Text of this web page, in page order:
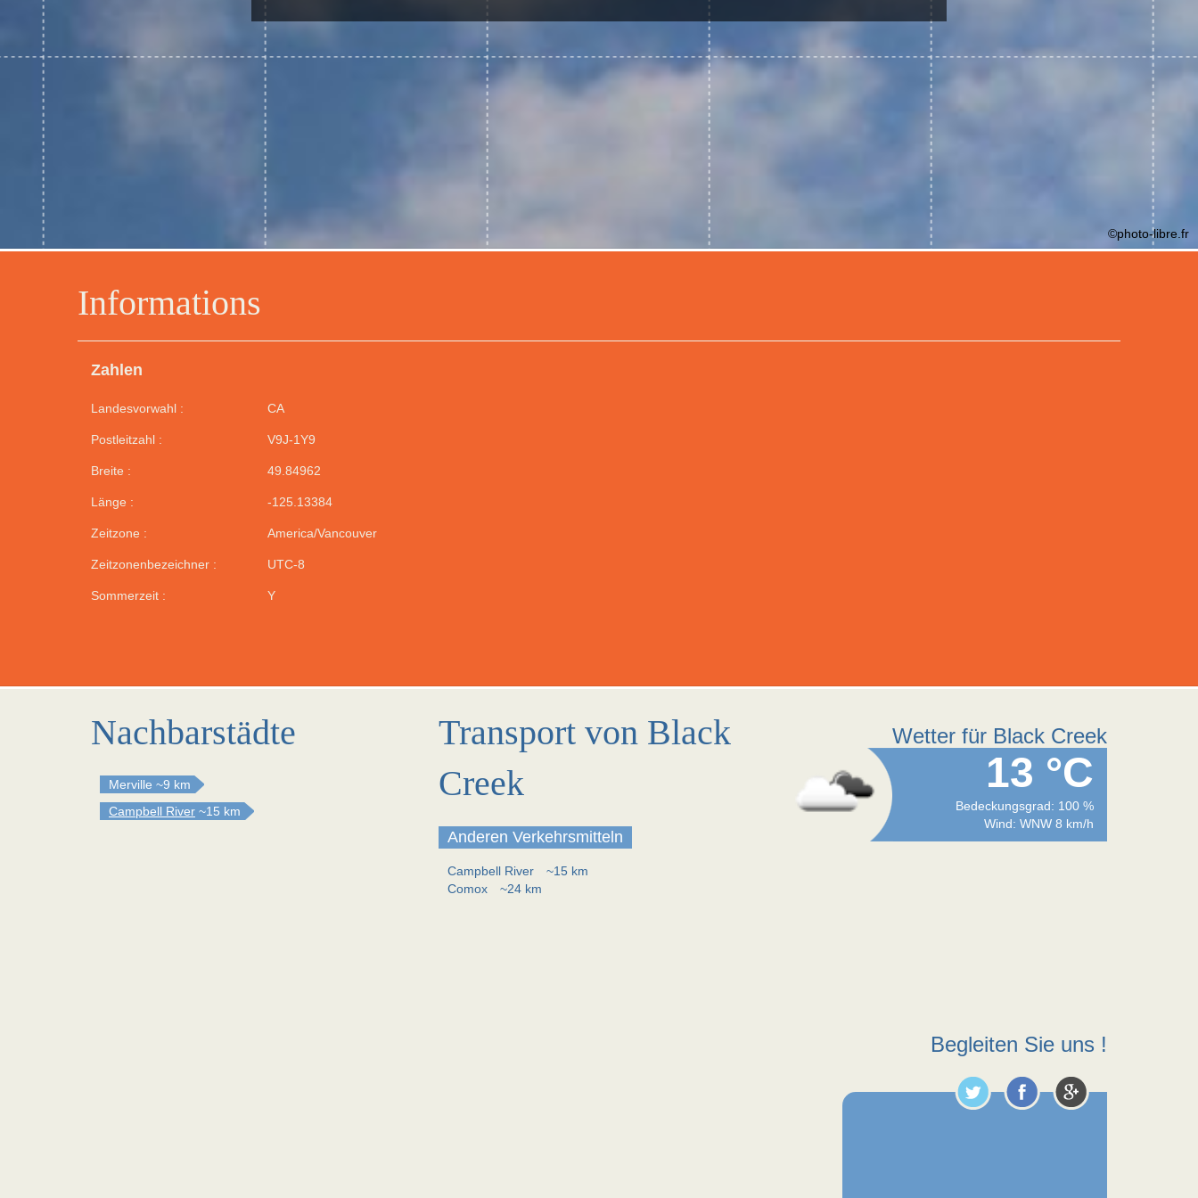
Informations
Zahlen
Landesvorwahl : CA
Postleitzahl : V9J-1Y9
Breite : 49.84962
Länge : -125.13384
Zeitzone : America/Vancouver
Zeitzonenbezeichner : UTC-8
Sommerzeit : Y
©photo-libre.fr
Nachbarstädte
Merville ~9 km
Campbell River ~15 km
Transport von Black
Creek
Anderen Verkehrsmitteln
Campbell River
~15 km
Comox
~24 km
Wetter für Black Creek
13 °C
Bedeckungsgrad: 100 %
Wind: WNW 8 km/h
Begleiten Sie uns !